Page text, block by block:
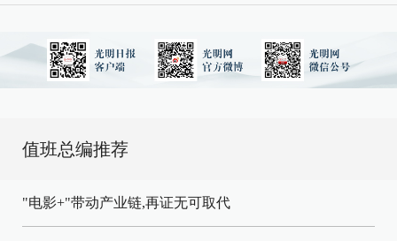
值班总编推荐
"电影+"带动产业链,再证无可取代